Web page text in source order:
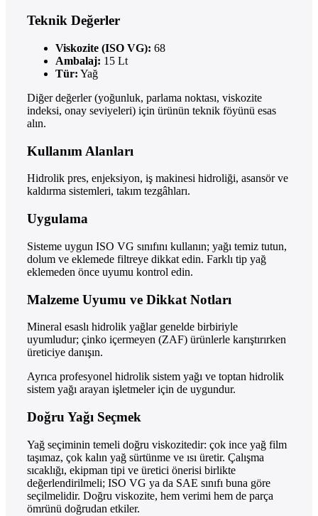
Teknik Değerler
Viskozite (ISO VG): 68
Ambalaj: 15 Lt
Tür: Yağ
Diğer değerler (yoğunluk, parlama noktası, viskozite
indeksi, onay seviyeleri) için ürünün teknik föyünü esas
alın.
Kullanım Alanları
Hidrolik pres, enjeksiyon, iş makinesi hidroliği, asansör ve
kaldırma sistemleri, takım tezgâhları.
Uygulama
Sisteme uygun ISO VG sınıfını kullanın; yağı temiz tutun,
dolum ve eklemede filtreye dikkat edin. Farklı tip yağ
eklemeden önce uyumu kontrol edin.
Malzeme Uyumu ve Dikkat Notları
Mineral esaslı hidrolik yağlar genelde birbiriyle
uyumludur; çinko içermeyen (ZAF) ürünlerle karıştırırken
üreticiye danışın.
Ayrıca profesyonel hidrolik sistem yağı ve toptan hidrolik
sistem yağı arayan işletmeler için de uygundur.
Doğru Yağı Seçmek
Yağ seçiminin temeli doğru viskozitedir: çok ince yağ film
taşımaz, çok kalın yağ sürtünme ve ısı üretir. Çalışma
sıcaklığı, ekipman tipi ve üretici önerisi birlikte
değerlendirilmeli; ISO VG ya da SAE sınıfı buna göre
seçilmelidir. Doğru viskozite, hem verimi hem de parça
ömrünü doğrudan etkiler.